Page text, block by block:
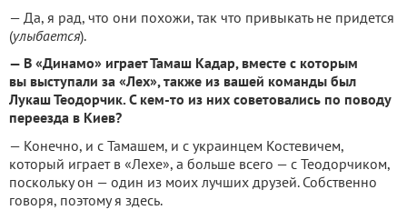
— Да, я рад, что они похожи, так что привыкать не придется
(улыбается).
— В «Динамо» играет Тамаш Кадар, вместе с которым
вы выступали за «Лех», также из вашей команды был
Лукаш Теодорчик. С кем-то из них советовались по поводу
переезда в Киев?
— Конечно, и с Тамашем, и с украинцем Костевичем,
который играет в «Лехе», а больше всего — с Теодорчиком,
поскольку он — один из моих лучших друзей. Собственно
говоря, поэтому я здесь.